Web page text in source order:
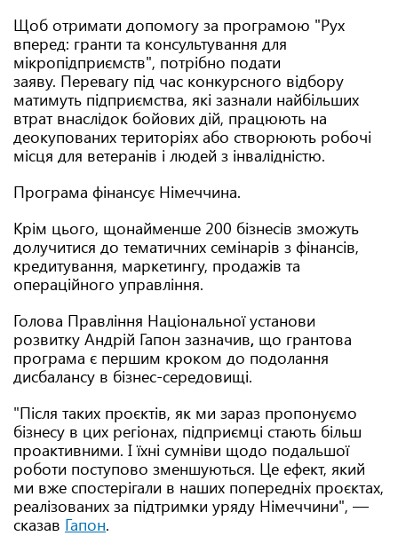
Щоб отримати допомогу за програмою "Рух
вперед: гранти та консультування для
мікропідприємств", потрібно подати
заяву. Перевагу під час конкурсного відбору
матимуть підприємства, які зазнали найбільших
втрат внаслідок бойових дій, працюють на
деокупованих територіях або створюють робочі
місця для ветеранів і людей з інвалідністю.
Програма фінансує Німеччина.
Крім цього, щонайменше 200 бізнесів зможуть
долучитися до тематичних семінарів з фінансів,
кредитування, маркетингу, продажів та
операційного управління.
Голова Правління Національної установи
розвитку Андрій Гапон зазначив, що грантова
програма є першим кроком до подолання
дисбалансу в бізнес-середовищі.
"Після таких проєктів, як ми зараз пропонуємо
бізнесу в цих регіонах, підприємці стають більш
проактивними. І їхні сумніви щодо подальшої
роботи поступово зменшуються. Це ефект, який
ми вже спостерігали в наших попередніх проєктах,
реалізованих за підтримки уряду Німеччини", —
cказав Гапон.